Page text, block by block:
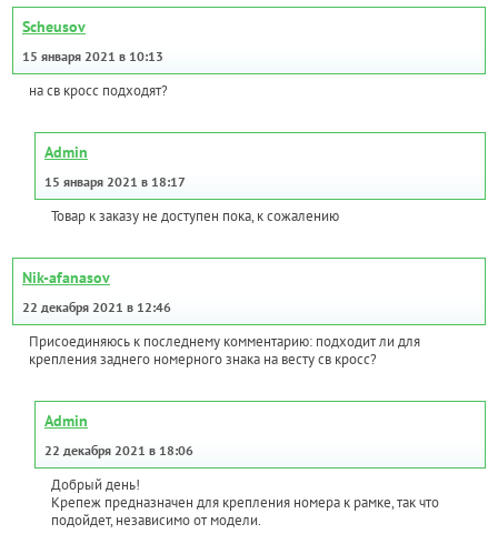
Scheusov
15 января 2021 в 10:13
на св кросс подходят?
Admin
15 января 2021 в 18:17
Товар к заказу не доступен пока, к сожалению
Nik-afanasov
22 декабря 2021 в 12:46
Присоединяюсь к последнему комментарию: подходит ли для
крепления заднего номерного знака на весту св кросс?
Admin
22 декабря 2021 в 18:06
Добрый день!
Крепеж предназначен для крепления номера к рамке, так что
подойдет, независимо от модели.